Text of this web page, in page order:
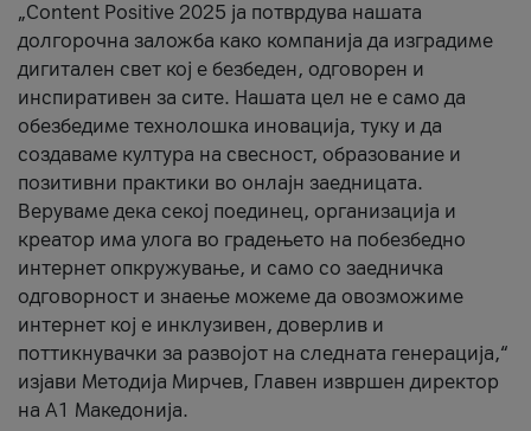
„Content Positive 2025 ја потврдува нашата
долгорочна заложба како компанија да изградиме
дигитален свет кој е безбеден, одговорен и
инспиративен за сите. Нашата цел не е само да
обезбедиме технолошка иновација, туку и да
создаваме култура на свесност, образование и
позитивни практики во онлајн заедницата.
Веруваме дека секој поединец, организација и
креатор има улога во градењето на побезбедно
интернет опкружување, и само со заедничка
одговорност и знаење можеме да овозможиме
интернет кој е инклузивен, доверлив и
поттикнувачки за развојот на следната генерација,“
изјави Методија Мирчев, Главен извршен директор
на А1 Македонија.